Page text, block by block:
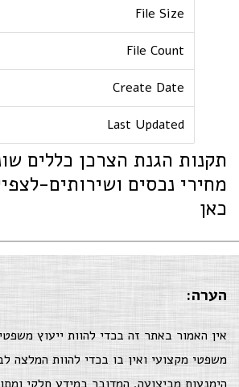
File Size
File Count
Create Date
Last Updated
תקנות הגנת הצרכן כללים
מחירי נכסים ושירותים-
כאן
הערה:
אין האמור באתר זה בכדי להוות ייעוץ
משפטי מקצועי ואין בו בכדי להוות המלצה
הימנעות מביצועה. המדובר במידע חלקי